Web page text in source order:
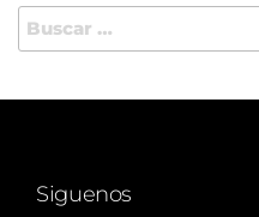
Siguenos